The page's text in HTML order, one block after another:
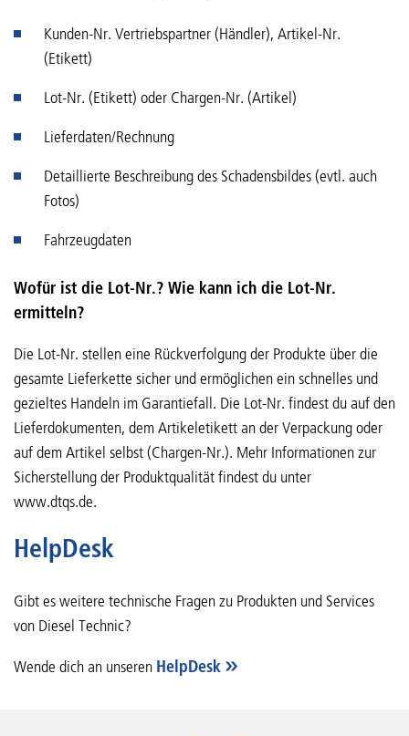
Kunden-Nr. Vertriebspartner (Händler), Artikel-Nr.
(Etikett)
Lot-Nr. (Etikett) oder Chargen-Nr. (Artikel)
Lieferdaten/Rechnung
Detaillierte Beschreibung des Schadensbildes (evtl. auch
Fotos)
Fahrzeugdaten
Wofür ist die Lot-Nr.? Wie kann ich die Lot-Nr.
ermitteln?
Die Lot-Nr. stellen eine Rückverfolgung der Produkte über die
gesamte Lieferkette sicher und ermöglichen ein schnelles und
gezieltes Handeln im Garantiefall. Die Lot-Nr. findest du auf den
Lieferdokumenten, dem Artikeletikett an der Verpackung oder
auf dem Artikel selbst (Chargen-Nr.). Mehr Informationen zur
Sicherstellung der Produktqualität findest du unter
www.dtqs.de.
HelpDesk
Gibt es weitere technische Fragen zu Produkten und Services
von Diesel Technic?
Wende dich an unseren HelpDesk